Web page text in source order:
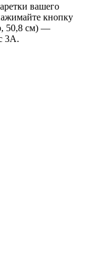
вашего
кнопку
50,8 см) —
3А.